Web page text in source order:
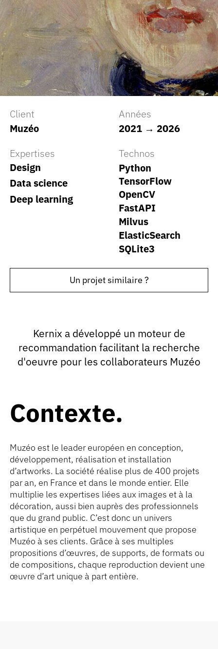
Client
Muzéo
Expertises
Design
Data science
Deep learning
Technos
Python
TensorFlow
OpenCV
FastAPI
Milvus
ElasticSearch
SQLite3
Années
2021 → 2026
Un projet similaire ?
Kernix a développé un moteur de
recommandation facilitant la recherche
d'oeuvre pour les collaborateurs Muzéo
Contexte
Muzéo est le leader européen en conception,
développement, réalisation et installation
d’artworks. La société réalise plus de 400 projets
par an, en France et dans le​ monde entier. Elle
multiplie les expertises liées aux images et à la
décoration, aussi bien auprès des professionnels
que du grand public. C’est donc un univers
artistique en perpétuel mouvement que propose
Muzéo à ses clients. Grâce à ses multiples
propositions d’œuvres, de supports, de formats ou
de compositions, chaque reproduction devient une
œuvre d’art unique à part entière.